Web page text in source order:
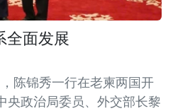
全面发展
陈锦秀一行在老柬两国开
央政治局委员、外交部长黎